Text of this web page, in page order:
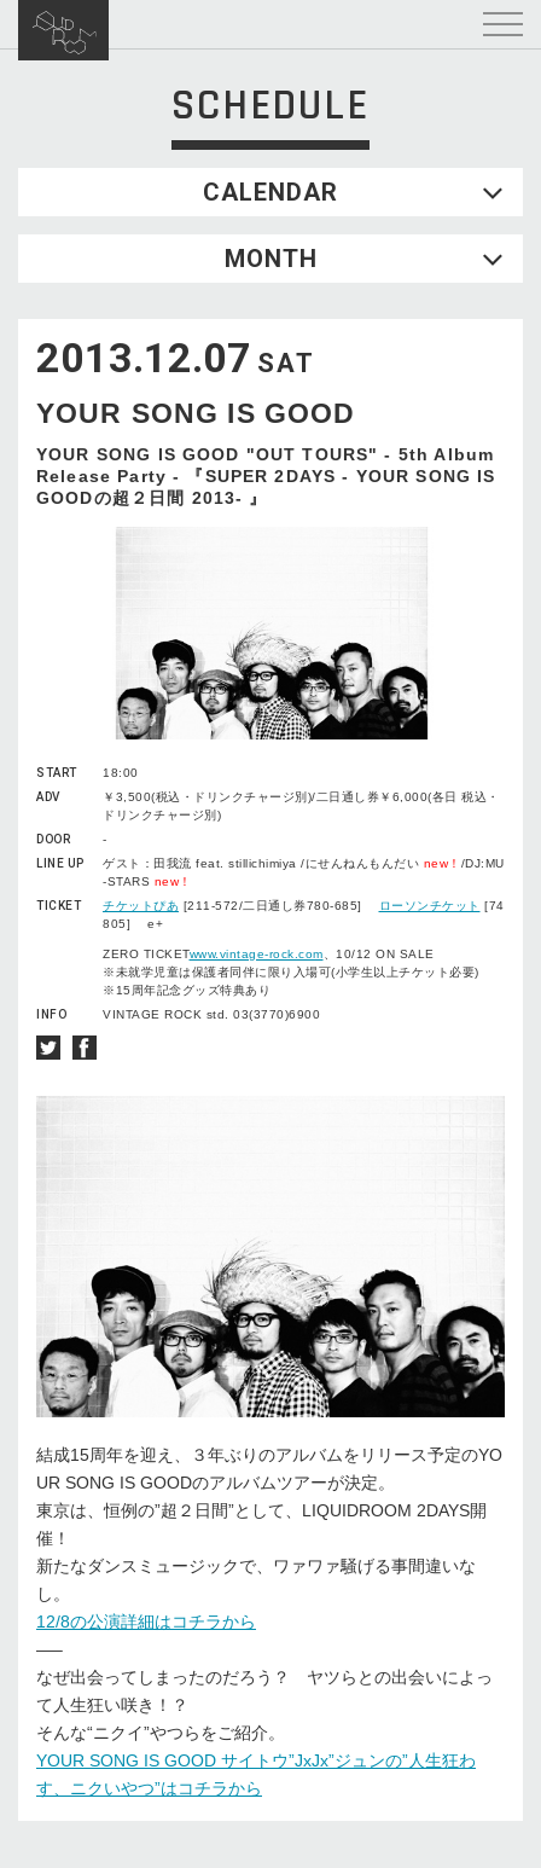
SCHEDULE
CALENDAR
WED
2
3 4 5
16
17 18 19 20
23
24 25 26 27 28
29
30
31
MONTH
2013.12.07 SAT
YOUR SONG IS GOOD
YOUR SONG IS GOOD "OUT TOURS" - 5th Album
Release Party - 『SUPER 2DAYS - YOUR SONG IS
GOODの超２日間 2013- 』
START
18:00
ADV
￥3,500(税込・ドリンクチャージ別)/二日通し券￥6,000(各日 税込・
ドリンクチャージ別)
DOOR
-
LINE UP
ゲスト：田我流 feat. stillichimiya /にせんねんもんだい new！ /DJ:MU
-STARS new！
TICKET
チケットぴあ [211-572/二日通し券780-685] ローソンチケット [74
805] e+
ZERO TICKETwww.vintage-rock.com 、10/12 ON SALE
※未就学児童は保護者同伴に限り入場可(小学生以上チケット必要)
※15周年記念グッズ特典あり
INFO
VINTAGE ROCK std. 03(3770)6900
結成15周年を迎え、３年ぶりのアルバムをリリース予定のYO
UR SONG IS GOODのアルバムツアーが決定。
東京は、恒例の”超２日間”として、LIQUIDROOM 2DAYS開
催！
新たなダンスミュージックで、ワァワァ騒げる事間違いな
し。
12/8の公演詳細はコチラから
—–
なぜ出会ってしまったのだろう？ ヤツらとの出会いによっ
て人生狂い咲き！？
そんな“ニクイ”やつらをご紹介。
YOUR SONG IS GOOD サイトウ”JxJx”ジュンの”人生狂わ
す、ニクいやつ”はコチラから